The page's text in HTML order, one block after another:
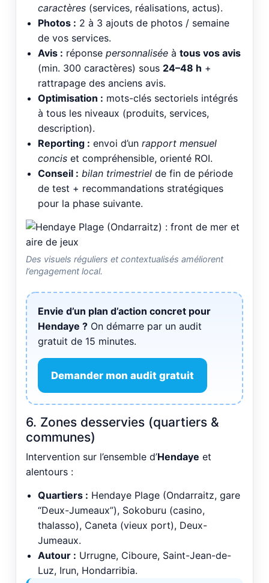
caractères (services, réalisations, actus).
Photos : 2 à 3 ajouts de photos / semaine
de vos services.
Avis : réponse personnalisée à tous vos avis
(min. 300 caractères) sous 24–48 h +
rattrapage des anciens avis.
Optimisation : mots-clés sectoriels intégrés
à tous les niveaux (produits, services,
description).
Reporting : envoi d’un rapport mensuel
concis et compréhensible, orienté ROI.
Conseil : bilan trimestriel de fin de période
de test + recommandations stratégiques
pour la phase suivante.
Des visuels réguliers et contextualisés améliorent
l’engagement local.
Envie d’un plan d’action concret pour
Hendaye ? On démarre par un audit
gratuit de 15 minutes.
Demander mon audit gratuit
6. Zones desservies (quartiers &
communes)
Intervention sur l’ensemble d’Hendaye et
alentours :
Quartiers : Hendaye Plage (Ondarraitz, gare
“Deux-Jumeaux”), Sokoburu (casino,
thalasso), Caneta (vieux port), Deux-
Jumeaux.
Autour : Urrugne, Ciboure, Saint-Jean-de-
Luz, Irun, Hondarribia.